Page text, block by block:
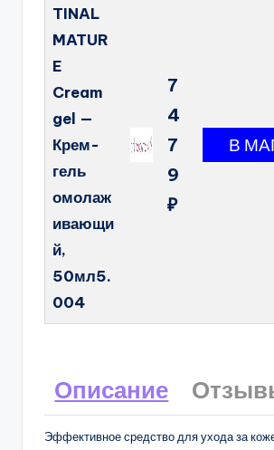
TINAL
MATUR
E
Cream
gel —
Крем-
гель
омолаж
ивающи
й,
50мл5.
004
7
4
7
9
₽
Описание
Эффективное средство для ухода за